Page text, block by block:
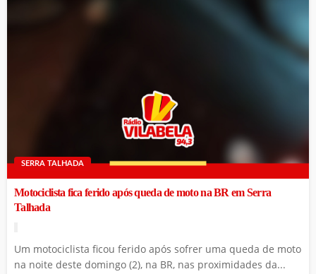
SERRA TALHADA
Motociclista fica ferido após queda de moto na BR em Serra
Talhada
Um motociclista ficou ferido após sofrer uma queda de moto
na noite deste domingo (2), na BR, nas proximidades da...